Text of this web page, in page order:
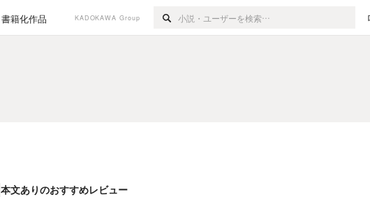
書籍化作品 KADOKAWA Group
本文ありのおすすめレビュー